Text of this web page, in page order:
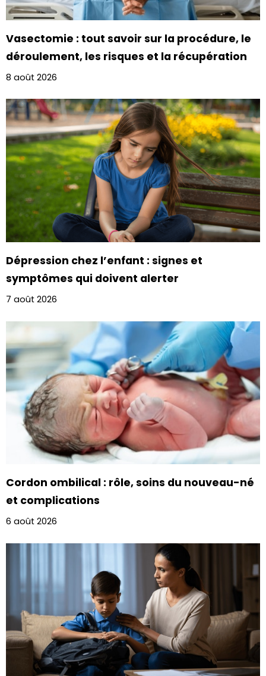
Vasectomie : tout savoir sur la procédure, le
déroulement, les risques et la récupération
8 août 2026
Dépression chez l’enfant : signes et
symptômes qui doivent alerter
7 août 2026
Cordon ombilical : rôle, soins du nouveau-né
et complications
6 août 2026